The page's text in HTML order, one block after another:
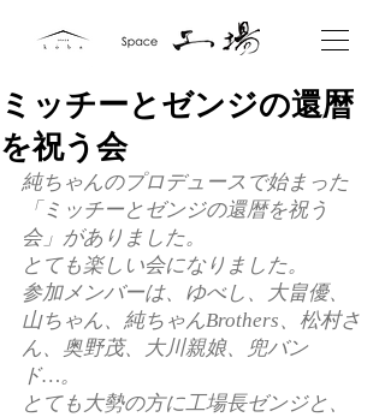
ミッチーとゼンジの還暦
を祝う会
純ちゃんのプロデュースで始まった
「ミッチーとゼンジの還暦を祝う
会」がありました。
とても楽しい会になりました。
参加メンバーは、ゆべし、大畠優、
山ちゃん、純ちゃんBrothers、松村さ
ん、奥野茂、大川親娘、兜バン
ド…。
とても大勢の方に工場長ゼンジと、